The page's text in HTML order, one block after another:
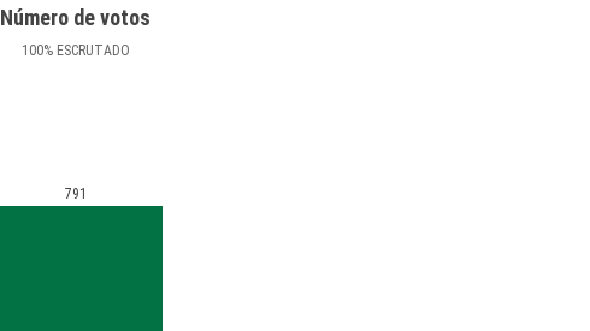
Número de votos
100%ESCRUTADO
791